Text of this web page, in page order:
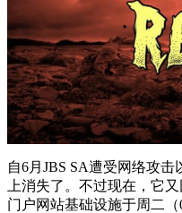
自6月JBS SA遭受网络攻
上消失了。不过现在，它
门户网站基础设施于周二